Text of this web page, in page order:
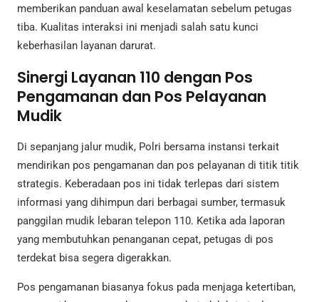
memberikan panduan awal keselamatan sebelum petugas
tiba. Kualitas interaksi ini menjadi salah satu kunci
keberhasilan layanan darurat.
Sinergi Layanan 110 dengan Pos
Pengamanan dan Pos Pelayanan
Mudik
Di sepanjang jalur mudik, Polri bersama instansi terkait
mendirikan pos pengamanan dan pos pelayanan di titik titik
strategis. Keberadaan pos ini tidak terlepas dari sistem
informasi yang dihimpun dari berbagai sumber, termasuk
panggilan mudik lebaran telepon 110. Ketika ada laporan
yang membutuhkan penanganan cepat, petugas di pos
terdekat bisa segera digerakkan.
Pos pengamanan biasanya fokus pada menjaga ketertiban,